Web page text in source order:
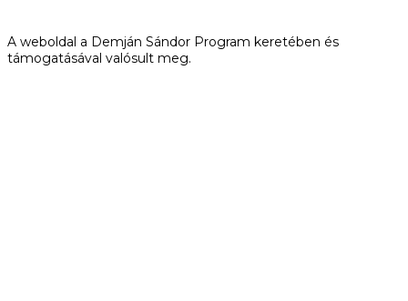
A weboldal a Demján Sándor Program keretében és
támogatásával valósult meg.